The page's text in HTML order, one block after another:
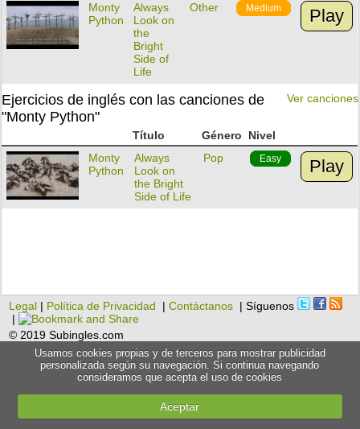
Monty
Python
Always
Look on
the
Bright
Side of
Life
Other Medium Play
Ver canciones
Ejercicios de inglés con las canciones de
"Monty Python"
Título Género
Nivel
Monty
Python
Always
Look on
the Bright
Side of Life
Pop Easy Play
Legal | Política de Privacidad |Contáctanos | Síguenos
|
© 2019 Subingles.com
Usamos cookies propias y de terceros para mostrar publicidad
personalizada según su navegación. Si continua navegando
consideramos que acepta el uso de cookies
Aceptar